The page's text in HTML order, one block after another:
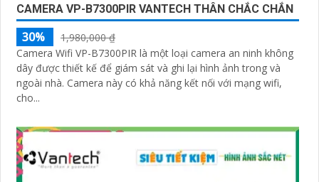
CAMERA VP-B7300PIR VANTECH THÂN CHẮC CHẮN
30%
1,980,000 ₫
Camera Wifi VP-B7300PIR là một loại camera an ninh không
dây được thiết kế để giám sát và ghi lại hình ảnh trong và
ngoài nhà. Camera này có khả năng kết nối với mạng wifi,
cho...